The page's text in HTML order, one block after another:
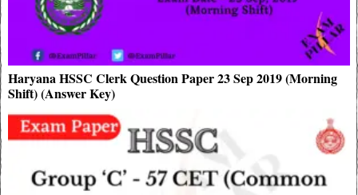
Haryana HSSC Clerk Question Paper 23 Sep 2019 (Morning
Shift) (Answer Key)